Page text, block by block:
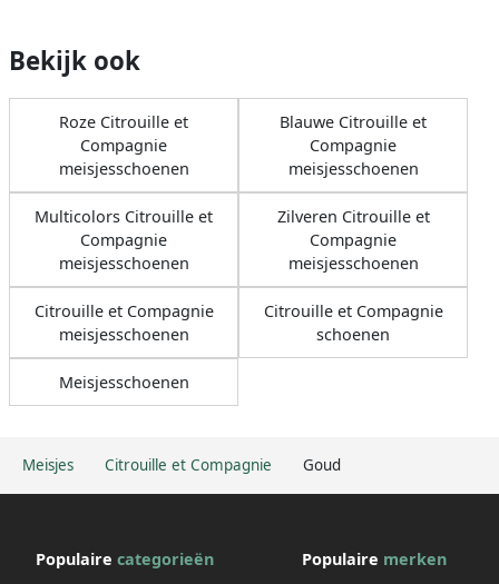
Meisjes Citrouille et Compagnie Goud
Bekijk ook
Roze Citrouille et
Compagnie
meisjesschoenen
Blauwe Citrouille et
Compagnie
meisjesschoenen
Multicolors Citrouille et
Compagnie
meisjesschoenen
Zilveren Citrouille et
Compagnie
meisjesschoenen
Citrouille et Compagnie
meisjesschoenen
Citrouille et Compagnie
schoenen
Meisjesschoenen
Populaire categorieën Populaire merken